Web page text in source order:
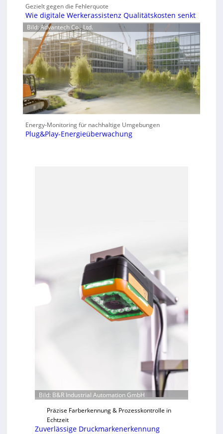
Gezielt gegen die Fehlerquote
Wie digitale Werkerassistenz Qualitätskosten senkt
Bild: Advantech Co., Ltd.
Energy-Monitoring für nachhaltige Umgebungen
Plug&Play-Energieüberwachung
Bild: B&R Industrial Automation GmbH
Präzise Farberkennung & Prozesskontrolle in
Echtzeit
Zuverlässige Druckmarkenerkennung